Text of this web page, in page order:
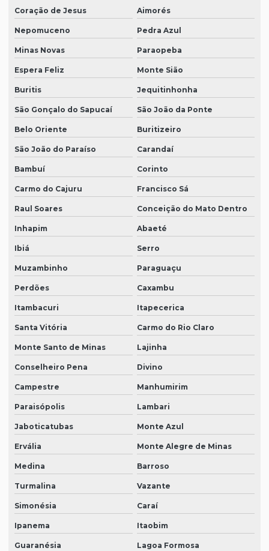
Coração de Jesus Aimorés
Nepomuceno Pedra Azul
Minas Novas Paraopeba
Espera Feliz Monte Sião
Buritis Jequitinhonha
São Gonçalo do Sapucaí São João da Ponte
Belo Oriente Buritizeiro
São João do Paraíso Carandaí
Bambuí Corinto
Carmo do Cajuru Francisco Sá
Raul Soares Conceição do Mato Dentro
Inhapim Abaeté
Ibiá Serro
Muzambinho Paraguaçu
Perdões Caxambu
Itambacuri Itapecerica
Santa Vitória Carmo do Rio Claro
Monte Santo de Minas Lajinha
Conselheiro Pena Divino
Campestre Manhumirim
Paraisópolis Lambari
Jaboticatubas Monte Azul
Ervália Monte Alegre de Minas
Medina Barroso
Turmalina Vazante
Simonésia Caraí
Ipanema Itaobim
Guaranésia Lagoa Formosa